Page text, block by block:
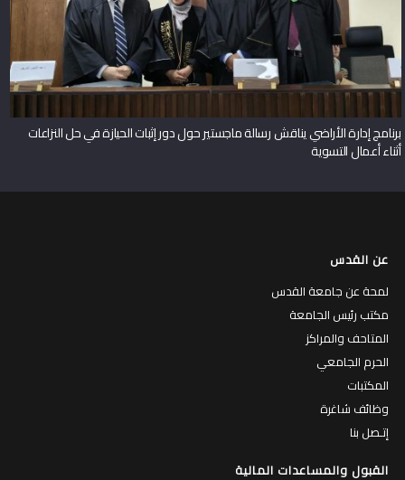
برنامج إدارة الأراضي يناقش رسالة ماجستير حول دور إثبات الحيازة في حل النزاعات
أثناء أعمال التسوية
عن القدس
لمحة عن جامعة القدس
مكتب رئيس الجامعة
المتاحف والمراكز
الحرم الجامعي
المكتبات
وظائف شاغرة
إتـصل بنا
القبول والمساعدات المالية